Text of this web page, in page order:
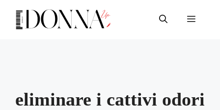
contenuto
Menu
eliminare i cattivi odori